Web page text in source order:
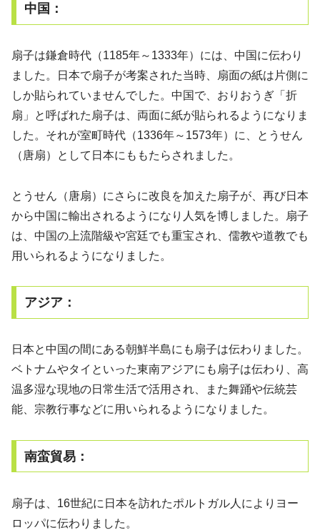
中国：
扇子は鎌倉時代（1185年～1333年）には、中国に伝わり
ました。日本で扇子が考案された当時、扇面の紙は片側に
しか貼られていませんでした。中国で、おりおうぎ「折
扇」と呼ばれた扇子は、両面に紙が貼られるようになりま
した。それが室町時代（1336年～1573年）に、とうせん
（唐扇）として日本にももたらされました。
とうせん（唐扇）にさらに改良を加えた扇子が、再び日本
から中国に輸出されるようになり人気を博しました。扇子
は、中国の上流階級や宮廷でも重宝され、儒教や道教でも
用いられるようになりました。
アジア：
日本と中国の間にある朝鮮半島にも扇子は伝わりました。
ベトナムやタイといった東南アジアにも扇子は伝わり、高
温多湿な現地の日常生活で活用され、また舞踊や伝統芸
能、宗教行事などに用いられるようになりました。
南蛮貿易：
扇子は、16世紀に日本を訪れたポルトガル人によりヨー
ロッパに伝わりました。